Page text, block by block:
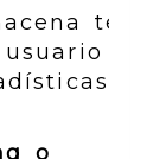
(si
o